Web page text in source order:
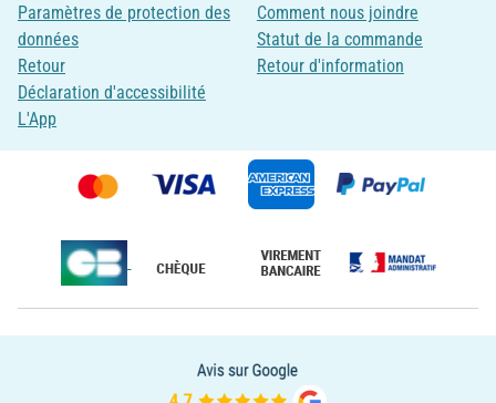
Paramètres de protection des
données
Retour
Déclaration d'accessibilité
L'App
Comment nous joindre
Statut de la commande
Retour d'information